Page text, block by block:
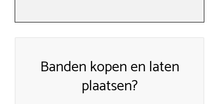
Banden kopen en laten
plaatsen?